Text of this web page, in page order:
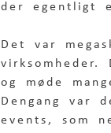
der egentligt
Det var
og møde
Dengang var
events, som